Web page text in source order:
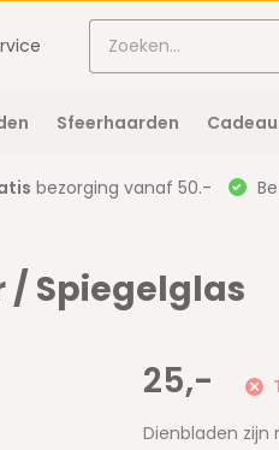
Sfeerhaarden
bezorging vanaf 50.-
/ Spiegelglas
25,-
Dienbladen